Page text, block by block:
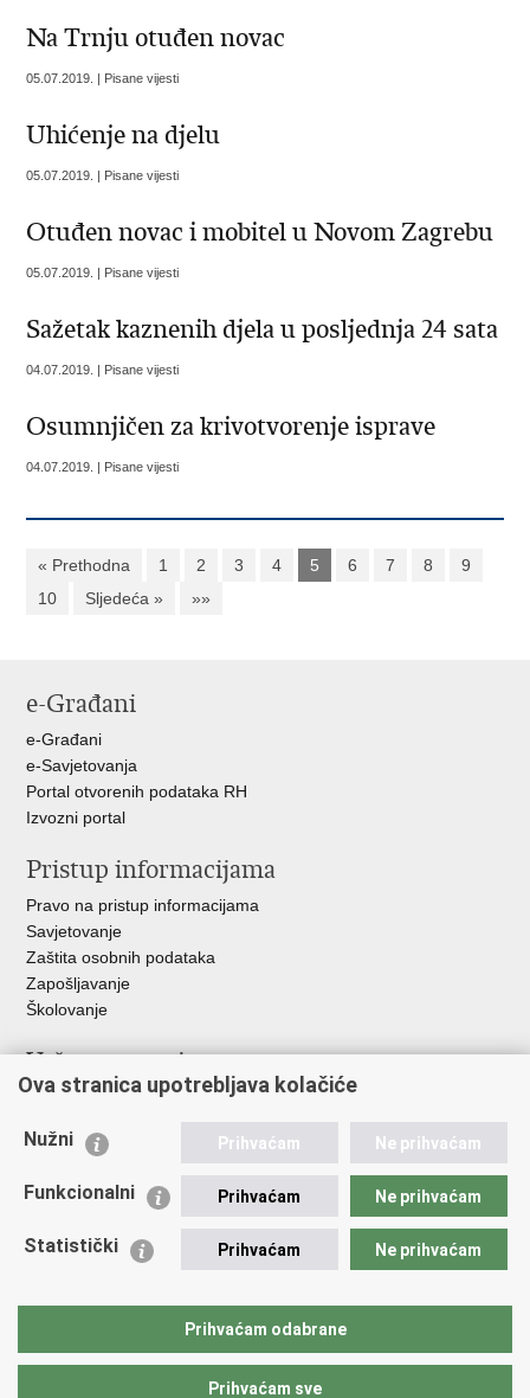
Na Trnju otuđen novac
05.07.2019. | Pisane vijesti
Uhićenje na djelu
05.07.2019. | Pisane vijesti
Otuđen novac i mobitel u Novom Zagrebu
05.07.2019. | Pisane vijesti
Sažetak kaznenih djela u posljednja 24 sata
04.07.2019. | Pisane vijesti
Osumnjičen za krivotvorenje isprave
04.07.2019. | Pisane vijesti
« Prethodna 1 2 3 4 5 6 7 8
9
10
Sljedeća » »»
e-Građani
e-Građani
e-Savjetovanja
Portal otvorenih podataka RH
Izvozni portal
Pristup informacijama
Pravo na pristup informacijama
Savjetovanje
Zaštita osobnih podataka
Zapošljavanje
Školovanje
Važne poveznice
Ministarstvo unutarnjih poslova
Udruge
Policijska akademija
Zaklada policijske solidarnosti
Vučetić"
Ova stranica upotrebljava kolačiće
Nužni Prihvaćam Ne prihvaćam
Funkcionalni Prihvaćam Ne prihvaćam
Statistički Prihvaćam Ne prihvaćam
Prihvaćam odabrane
Prihvaćam sve